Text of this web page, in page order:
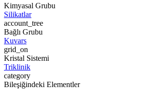
Kimyasal Grubu
Silikatlar
account_tree
Bağlı Grubu
Kuvars
grid_on
Kristal Sistemi
Triklinik
category
Bileşiğindeki Elementler